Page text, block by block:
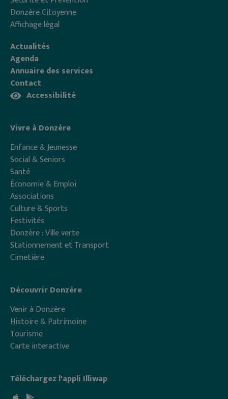
Donzère Citoyenne
Affichage légal
Actualités
Agenda
Annuaire des services
Contact
Accessibilité
Vivre à Donzère
Enfance & Jeunesse
Social & Seniors
Santé
Économie & Emploi
Associations
Culture & Sports
Festivités
Donzère : Ville verte
Stationnement et Transport
Cimetière
Découvrir Donzère
Venir à Donzère
Histoire & Patrimoine
Tourisme
Carte interactive
Téléchargez l'appli Illiwap